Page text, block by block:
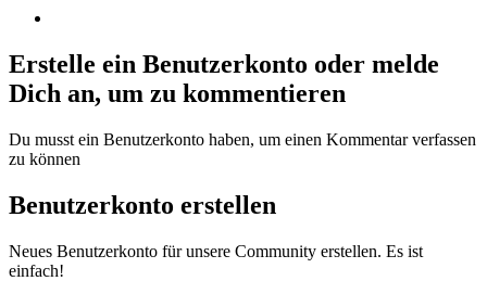
Erstelle ein Benutzerkonto oder melde
Dich an, um zu kommentieren
Du musst ein Benutzerkonto haben, um einen Kommentar verfassen
zu können
Benutzerkonto erstellen
Neues Benutzerkonto für unsere Community erstellen. Es ist
einfach!